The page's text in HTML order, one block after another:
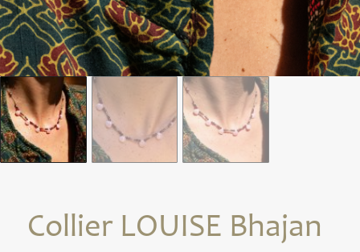
Collier LOUISE Bhajan